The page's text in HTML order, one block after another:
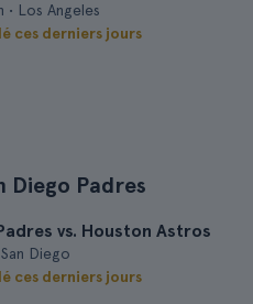
• Los Angeles
ces derniers jours
Diego Padres
vs. Houston Astros
Diego
ces derniers jours